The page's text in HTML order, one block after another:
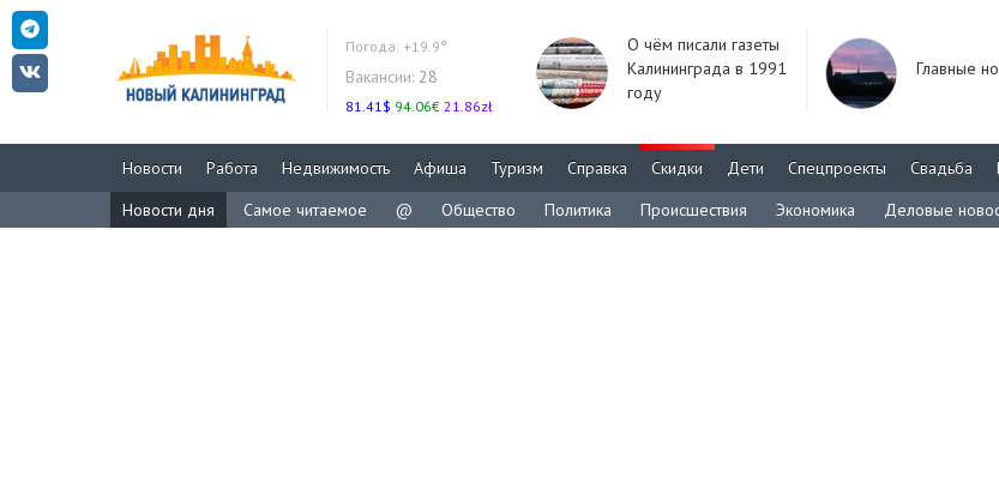
Погода: +19.9°
Вакансии: 28
81.41$ 94.06€ 21.86zł
О чём писали газеты
Калининграда в 1991
году
Главные
Новости Работа Недвижимость Афиша Туризм Справка Скидки Дети Спецпроекты Свадьба
Новости дня
Самое читаемое @ Общество Политика Происшествия Экономика Деловые